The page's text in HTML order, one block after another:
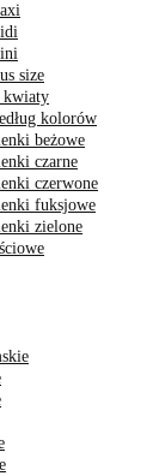
size
kwiaty
kolorów
beżowe
czarne
czerwone
fuksjowe
zielone